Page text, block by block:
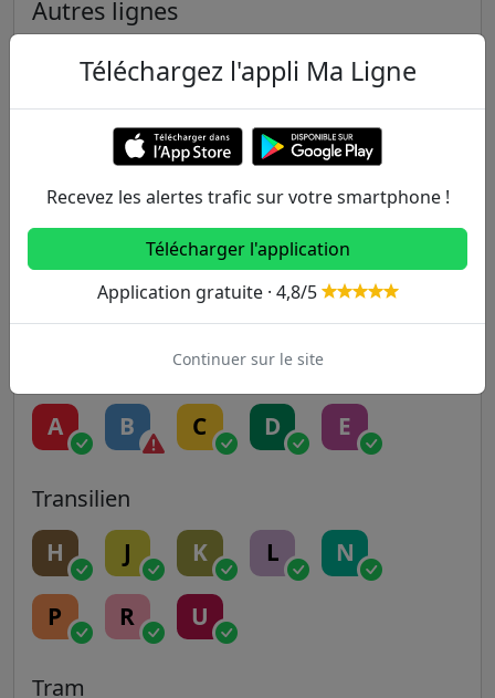
Autres lignes
Metro
1 2 3 3B 4
6 7 7B 8
9 10 11 12 13
A B C D E
Transilien
H J K L N
P R U
Tram
Téléchargez l'appli Ma Ligne
Recevez les alertes trafic sur votre smartphone !
Télécharger l'application
Application gratuite · 4,8/5
Continuer sur le site